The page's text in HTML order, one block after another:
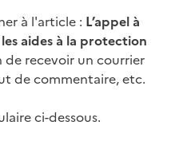
à l'article : L’appel à
aides à la protection
de recevoir un courrier
de commentaire, etc.
ci-dessous.